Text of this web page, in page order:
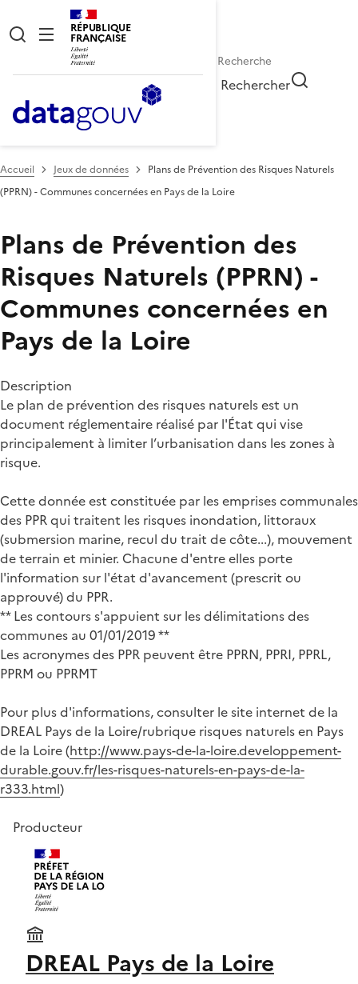
RÉPUBLIQUE
FRANÇAISE
Rechercher
Accueil Jeux de données
Plans de Prévention des Risques Naturels
(PPRN) - Communes concernées en Pays de la Loire
Plans de Prévention des
Risques Naturels (PPRN) -
Communes concernées en
Pays de la Loire
Description
Le plan de prévention des risques naturels est un
document réglementaire réalisé par l'État qui vise
principalement à limiter l’urbanisation dans les zones à
risque.
Cette donnée est constituée par les emprises communales
des PPR qui traitent les risques inondation, littoraux
(submersion marine, recul du trait de côte...), mouvement
de terrain et minier. Chacune d'entre elles porte
l'information sur l'état d'avancement (prescrit ou
approuvé) du PPR.
** Les contours s'appuient sur les délimitations des
communes au 01/01/2019 **
Les acronymes des PPR peuvent être PPRN, PPRI, PPRL,
PPRM ou PPRMT
Pour plus d'informations, consulter le site internet de la
DREAL Pays de la Loire/rubrique risques naturels en Pays
de la Loire (http://www.pays-de-la-loire.developpement-
durable.gouv.fr/les-risques-naturels-en-pays-de-la-
r333.html)
Producteur
DREAL Pays de la Loire